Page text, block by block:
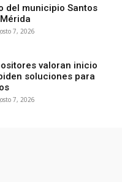
del municipio Santos
7, 2026
valoran inicio
soluciones para
7, 2026